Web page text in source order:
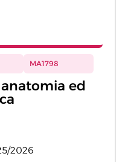
MA1798
ed
2026